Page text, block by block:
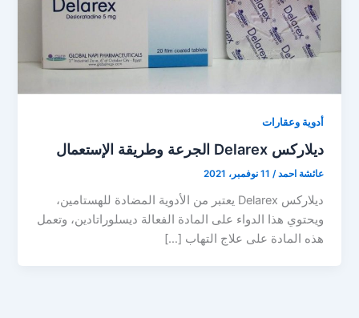
أدوية وعقارات
ديلاركس Delarex الجرعة وطريقة الإستعمال
عائشة احمد/ 11 نوفمبر، 2021
ديلاركس Delarex يعتبر من الأدوية المضادة للهستامين،
ويحتوي هذا الدواء على المادة الفعالة ديسلوراتادين، وتعمل
هذه المادة على علاج التهاب […]